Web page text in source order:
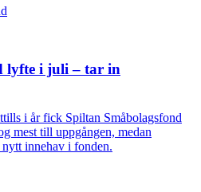
lyfte i juli – tar in
i år fick Spiltan Småbolagsfond
mest till uppgången, medan
innehav i fonden.